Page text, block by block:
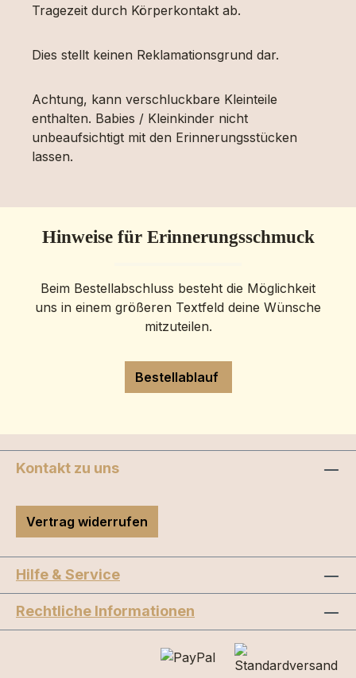
Tragezeit durch Körperkontakt ab.
Dies stellt keinen Reklamationsgrund dar.
Achtung, kann verschluckbare Kleinteile
enthalten. Babies / Kleinkinder nicht
unbeaufsichtigt mit den Erinnerungsstücken
lassen.
Hinweise für Erinnerungsschmuck
Beim Bestellabschluss besteht die Möglichkeit
uns in einem größeren Textfeld deine Wünsche
mitzuteilen.
Bestellablauf
Kontakt zu uns
Vertrag widerrufen
Hilfe & Service
Rechtliche Informationen